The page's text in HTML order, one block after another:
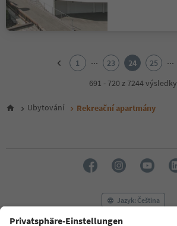
6
16
1 ... 23 24 25 ...
691 - 720 z 7244 výsledky
Ubytování Rekreační apartmány
Jazyk: Čeština